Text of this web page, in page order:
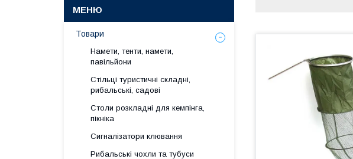
Товари
Намети, тенти, намети,
павільйони
Стільці туристичні складні,
рибальські, садові
Столи розкладні для кемпінга,
пікніка
Сигналізатори клювання
Рибальські чохли та тубуси